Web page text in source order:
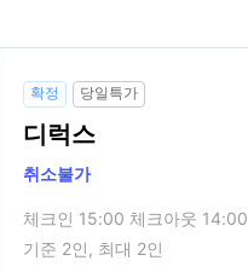
확정 당일특가
디럭스
취소불가
체크인 15:00 체크아웃 14:00
기준 2인, 최대 2인